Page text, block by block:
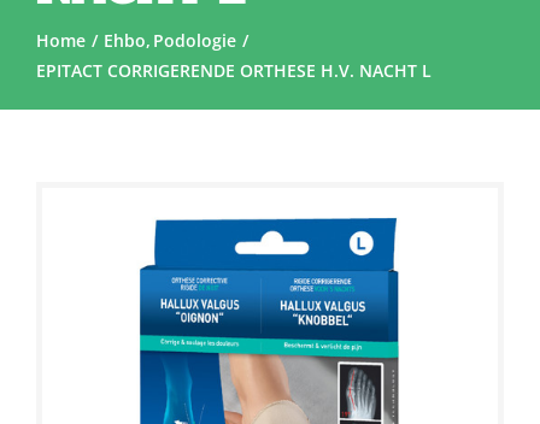
Home Ehbo Podologie
EPITACT CORRIGERENDE ORTHESE H.V. NACHT L